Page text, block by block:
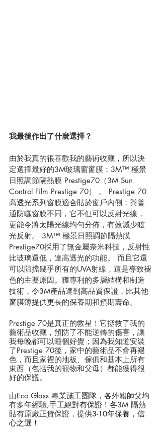
我最後作出了什麼選擇？
由於我真的很喜歡我的藝術收藏，所以決
定選擇最好的3M玻璃窗窗膜：3M™ 極景
日照調節隔熱膜 Prestige70（3M Sun
Control Film Prestige 70） 。 Prestige 70
高透光系列窗膜適合貼於窗戶內側；與普
通防曬窗膜不同，它不但可以反射光線，
更能令將太陽光線均勻分佈，有效減少眩
光反射。 3M™ 極景日照調節隔熱膜
Prestige70採用了無金屬奈米科技，反射性
比玻璃還低，達高透光的功能。 而且它還
可以阻擋幾乎所有的UVA射線，這是導致褪
色的主要原因。獲專利的多層結構和制造
技術，令3M產品達到高品質保證，比其他
窗膜薄提供更長的保養期和預期壽命。
Prestige 70是真正的救星！它拯救了我的
藝術品收藏，預防了不能逆轉的傷害，讓
我每晚都可以睡個好覺；因為我知道安裝
了Prestige 70後，家中的藝術品不會再褪
色，而且家裡的地板、傢俱和基本上所有
東西（包括我的寵物和父母）都能獲得很
好的保護。
由Eco Glass 專業施工團隊，各外籍師父均
有多年經驗,手工絕對有保證！各3M 隔熱
貼有原廠正貨保證，提供3-10年保養，信
心之選！